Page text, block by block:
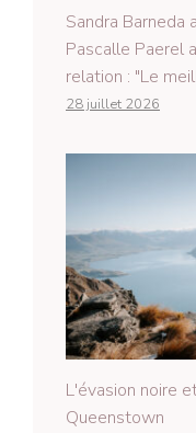
Sandra Barneda
Pascalle Paerel
relation : "Le
28 juillet 2026
L'évasion noire
Queenstown